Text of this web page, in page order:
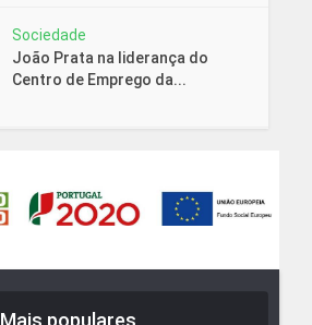
Sociedade
João Prata na liderança do
Centro de Emprego da...
Mais populares